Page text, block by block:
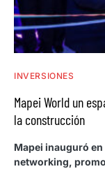
INVERSIONES
Mapei World un
la construcción
Mapei inauguró
networking,